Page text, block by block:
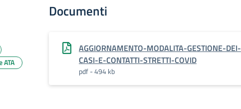
Documenti
AGGIORNAMENTO-MODALITA-GESTIONE-DEI-
CASI-E-CONTATTI-STRETTI-COVID
pdf - 494 kb
ATA